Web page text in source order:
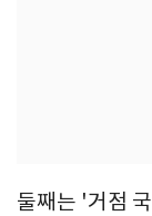
둘째는 '거점